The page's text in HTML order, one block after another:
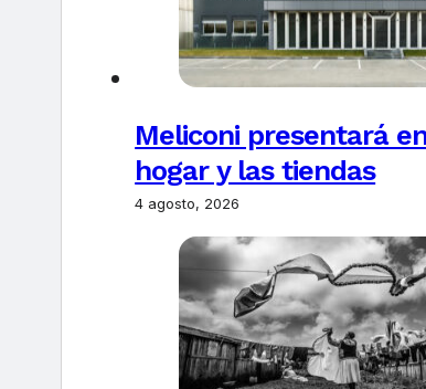
Meliconi presentará
hogar y las tiendas
4 agosto, 2026